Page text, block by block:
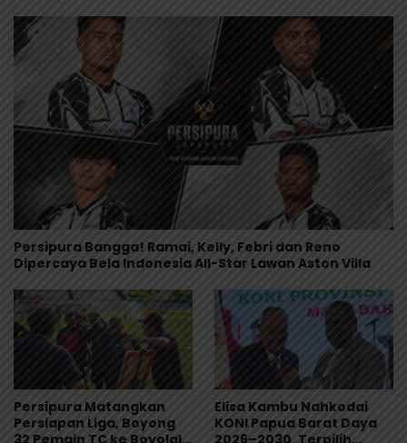
Persipura Bangga! Ramai, Kelly, Febri dan Reno
Dipercaya Bela Indonesia All-Star Lawan Aston Villa
Persipura Matangkan
Persiapan Liga, Boyong
Elisa Kambu Nahkodai
KONI Papua Barat Daya